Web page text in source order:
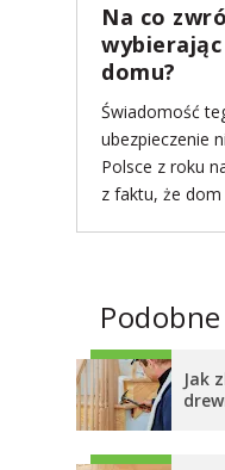
Na co
domu?
Świadomość
ubezpieczenie
Polsce z roku
z faktu, że dom
Jak